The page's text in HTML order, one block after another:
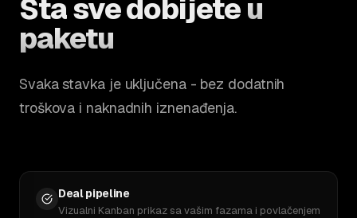
Šta sve dobijeteu
paketu
Svaka stavka je uključena - bez dodatnih
troškova i naknadnih iznenađenja.
Deal pipeline
Vizualni Kanban prikaz sa vašim fazama i povlačenjem